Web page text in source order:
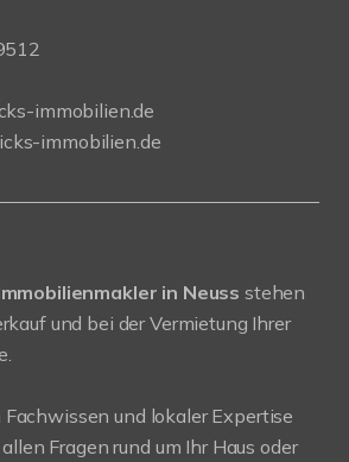
immobilien.de
immobilien.de
in Neuss stehen
und bei der Vermietung Ihrer
und lokaler Expertise
Fragen rund um Ihr Haus oder